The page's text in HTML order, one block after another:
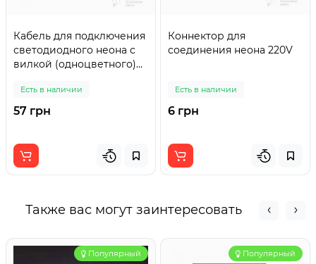
Кабель для подключения
светодиодного неона с
вилкой (одноцветного)
Есть в наличии
57 грн
Коннектор для
соединения неона 220V
Есть в наличии
6 грн
Также вас могут заинтересовать
Популярный Популярный